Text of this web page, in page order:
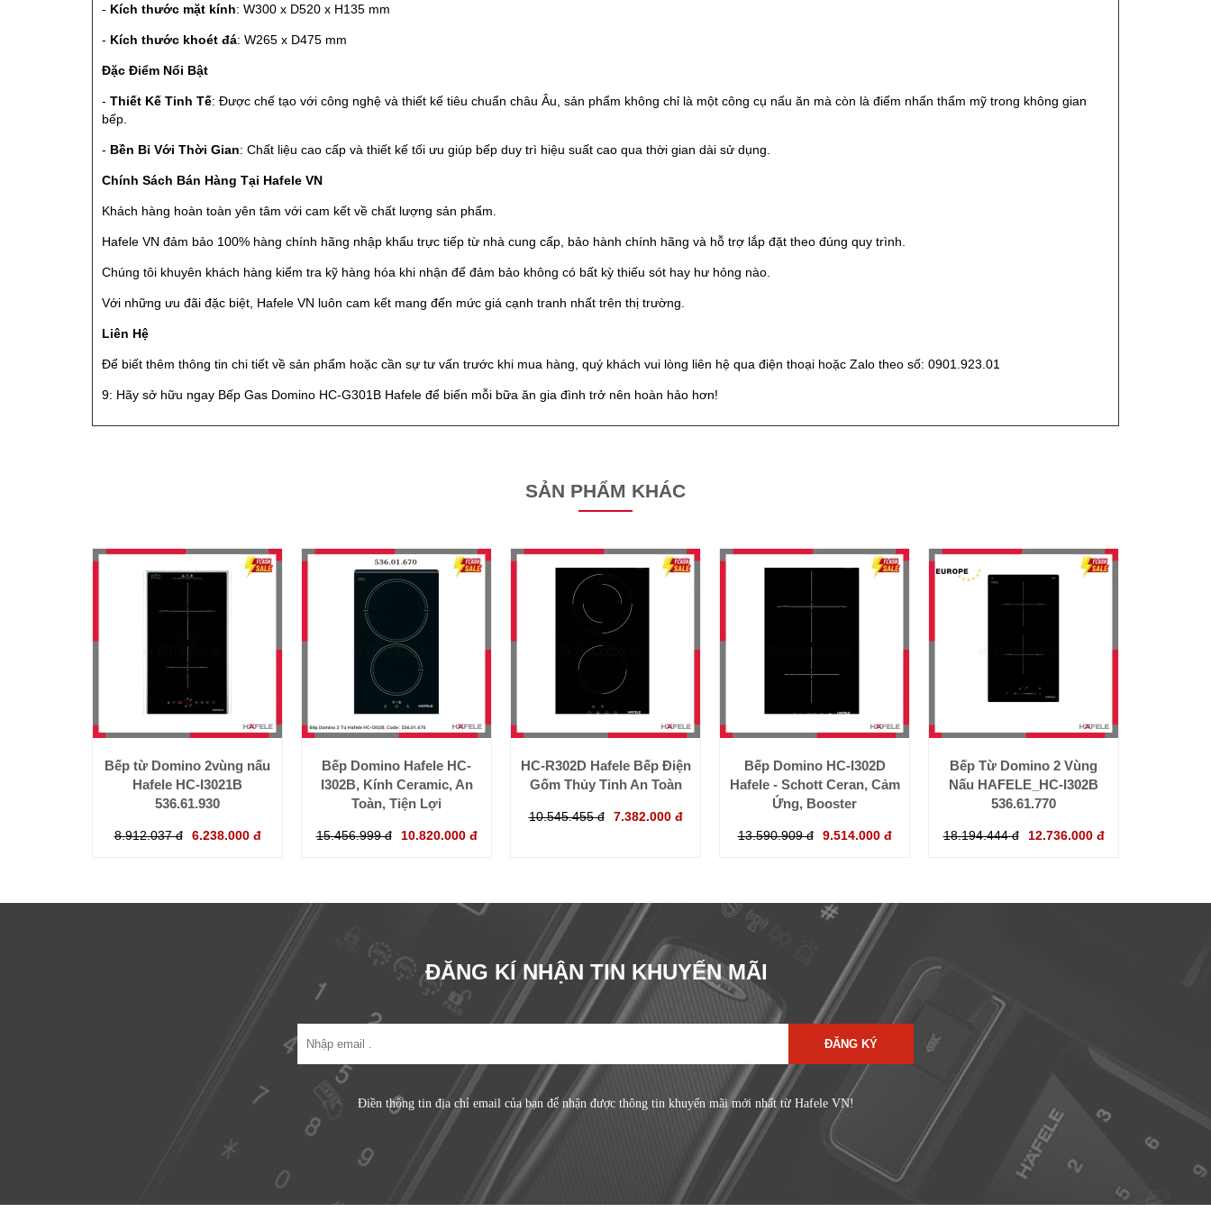
- Kích thước mặt kính: W300 x D520 x H135 mm
- Kích thước khoét đá: W265 x D475 mm
Đặc Điểm Nổi Bật
- Thiết Kế Tinh Tế: Được chế tạo với công nghệ và thiết kế tiêu chuẩn châu Âu, sản phẩm không chỉ là một công cụ nấu ăn mà còn là điểm nhấn thẩm mỹ trong không gian
bếp.
- Bền Bỉ Với Thời Gian: Chất liệu cao cấp và thiết kế tối ưu giúp bếp duy trì hiệu suất cao qua thời gian dài sử dụng.
Chính Sách Bán Hàng Tại Hafele VN
Khách hàng hoàn toàn yên tâm với cam kết về chất lượng sản phẩm.
Hafele VN đảm bảo 100% hàng chính hãng nhập khẩu trực tiếp từ nhà cung cấp, bảo hành chính hãng và hỗ trợ lắp đặt theo đúng quy trình.
Chúng tôi khuyên khách hàng kiểm tra kỹ hàng hóa khi nhận để đảm bảo không có bất kỳ thiếu sót hay hư hỏng nào.
Với những ưu đãi đặc biệt, Hafele VN luôn cam kết mang đến mức giá cạnh tranh nhất trên thị trường.
Liên Hệ
Để biết thêm thông tin chi tiết về sản phẩm hoặc cần sự tư vấn trước khi mua hàng, quý khách vui lòng liên hệ qua điện thoại hoặc Zalo theo số: 0901.923.01
9: Hãy sở hữu ngay Bếp Gas Domino HC-G301B Hafele để biến mỗi bữa ăn gia đình trở nên hoàn hảo hơn!
SẢN PHẨM KHÁC
Bếp từ Domino 2vùng nấu
Hafele HC-I3021B
536.61.930
8.912.037 đ 6.238.000 đ
Bếp Domino Hafele HC-
I302B, Kính Ceramic, An
Toàn, Tiện Lợi
15.456.999 đ 10.820.000 đ
HC-R302D Hafele Bếp Điện
Gốm Thủy Tinh An Toàn
10.545.455 đ 7.382.000 đ
Bếp Domino HC-I302D
Hafele - Schott Ceran, Cảm
Ứng, Booster
13.590.909 đ 9.514.000 đ
Bếp Từ Domino 2 Vùng
Nấu HAFELE_HC-I302B
536.61.770
18.194.444 đ 12.736.000 đ
ĐĂNG KÍ NHẬN TIN KHUYẾN MÃI
ĐĂNG KÝ
Điền thông tin địa chỉ email của bạn để nhận được thông tin khuyến mãi mới nhất từ Hafele VN!